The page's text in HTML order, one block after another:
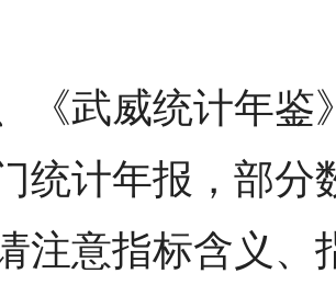
《武威统计年鉴
统计年报，部分
注意指标含义、